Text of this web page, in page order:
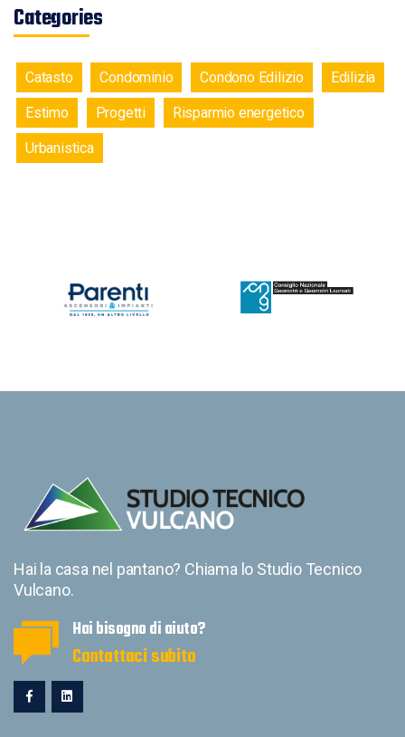
Categories
Catasto Condominio Condono Edilizio Edilizia
Estimo Progetti Risparmio energetico
Urbanistica
Hai la casa nel pantano? Chiama lo Studio Tecnico
Vulcano.
Hai bisogno di aiuto?
Contattaci subito